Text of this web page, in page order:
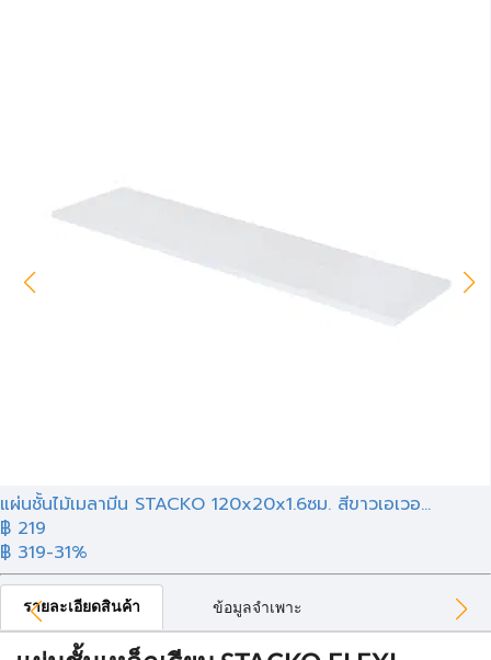
แผ่นชั้นไม้เมลามีน STACKO 120x20x1.6ซม. สีขาวเอเวอ...
฿ 219
฿ 319-31%
รายละเอียดสินค้า ข้อมูลจำเพาะ